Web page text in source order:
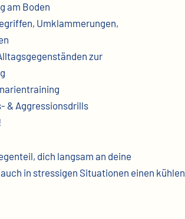
am Boden
Umklammerungen,
zur
& Aggressionsdrills
dich langsam an deine
in stressigen Situationen einen kühlen